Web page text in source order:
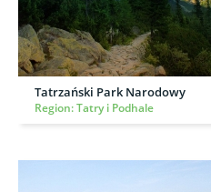
Tatrzański Park Narodowy
Region: Tatry i Podhale